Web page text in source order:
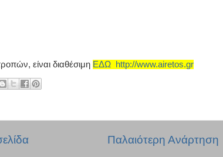
είναι διαθέσιμη ΕΔΩ http://www.airetos.gr
Παλαιότερη Ανάρτηση